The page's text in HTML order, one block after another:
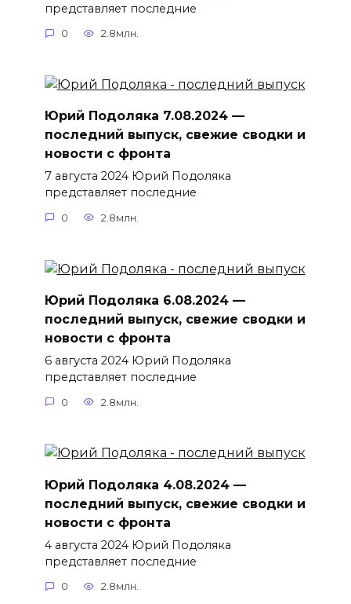
представляет последние
0 2.8млн.
Юрий Подоляка 7.08.2024 —
последний выпуск, свежие сводки и
новости с фронта
7 августа 2024 Юрий Подоляка
представляет последние
0 2.8млн.
Юрий Подоляка 6.08.2024 —
последний выпуск, свежие сводки и
новости с фронта
6 августа 2024 Юрий Подоляка
представляет последние
0 2.8млн.
Юрий Подоляка 4.08.2024 —
последний выпуск, свежие сводки и
новости с фронта
4 августа 2024 Юрий Подоляка
представляет последние
0 2.8млн.